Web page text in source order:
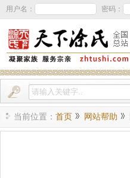
用户名： 密码：
当前位置： 首页 网站帮助